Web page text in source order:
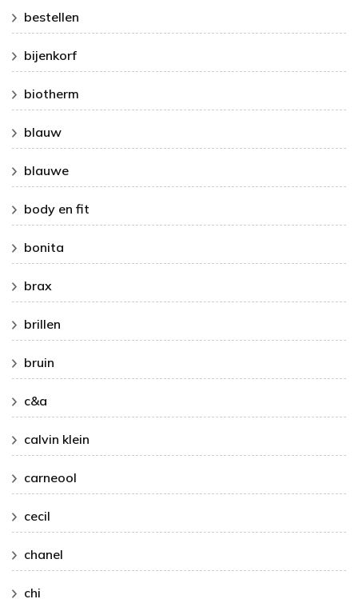
bestellen
bijenkorf
biotherm
blauw
blauwe
body en fit
bonita
brax
brillen
bruin
c&a
calvin klein
carneool
cecil
chanel
chi